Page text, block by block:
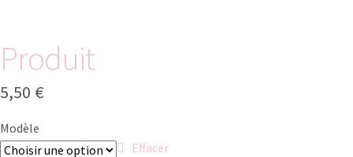
Produit
5,50 €
Modèle
Effacer